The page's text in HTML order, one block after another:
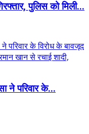
पुलिस को मिली...
ने परिवार के...